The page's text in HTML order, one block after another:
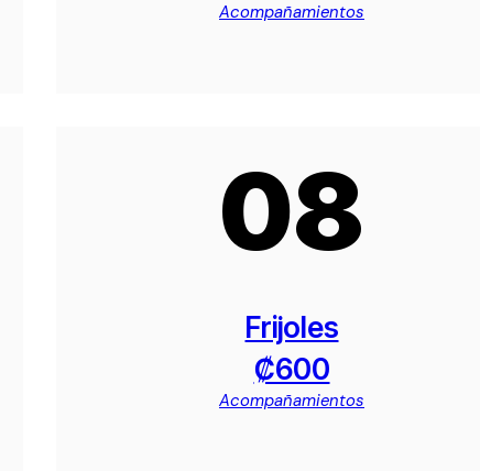
Acompañamientos
08
Frijoles
₡600
Acompañamientos